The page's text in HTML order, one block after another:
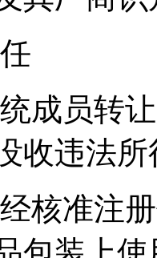
任
成员转
收违法
核准注